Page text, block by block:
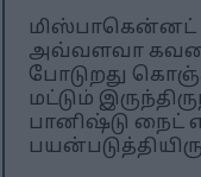
மிஸ்பாகென்னட்
அவ்வளவா
போடுறது
மட்டும்
பானிஷ்டு